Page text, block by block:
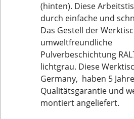
(hinten). Diese
durch einfache und
Das Gestell der
umweltfreundliche
Pulverbeschichtung
lichtgrau. Diese
Germany, haben 5 Jahre
Qualitätsgarantie und
montiert angeliefert.